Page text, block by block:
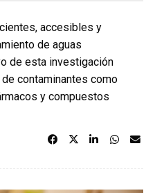
accesibles y
de aguas
de esta investigación
contaminantes como
y compuestos